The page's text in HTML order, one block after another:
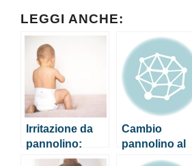
LEGGI ANCHE:
Irritazione da
pannolino:
come
Cambio
pannolino al
neonato: